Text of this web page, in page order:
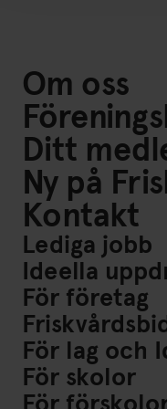
Om oss
Ditt
Ny på
Kontakt
Lediga jobb
Ideella
För företag
För lag och
För skolor